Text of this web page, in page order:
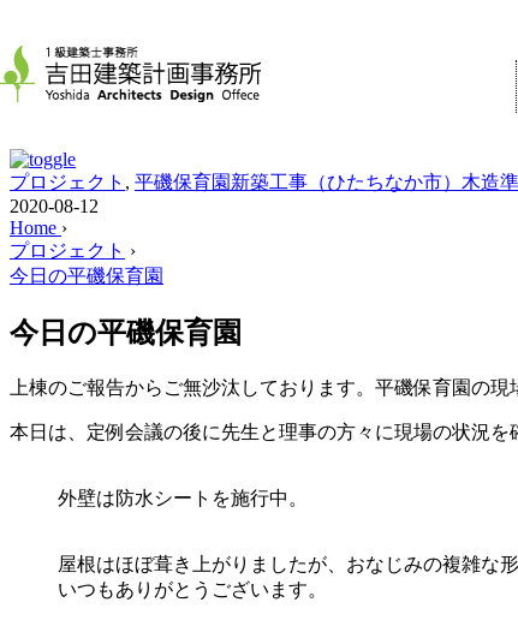
プロジェクト , 平磯保育園新築工事（ひたちなか市）木造
2020-08-12
Home ›
プロジェクト ›
今日の平磯保育園
今日の平磯保育園
上棟のご報告からご無沙汰しております。平磯保育園の
本日は、定例会議の後に先生と理事の方々に現場の状況を
外壁は防水シートを施行中。
屋根はほぼ葺き上がりましたが、おなじみの複雑な
いつもありがとうございます。